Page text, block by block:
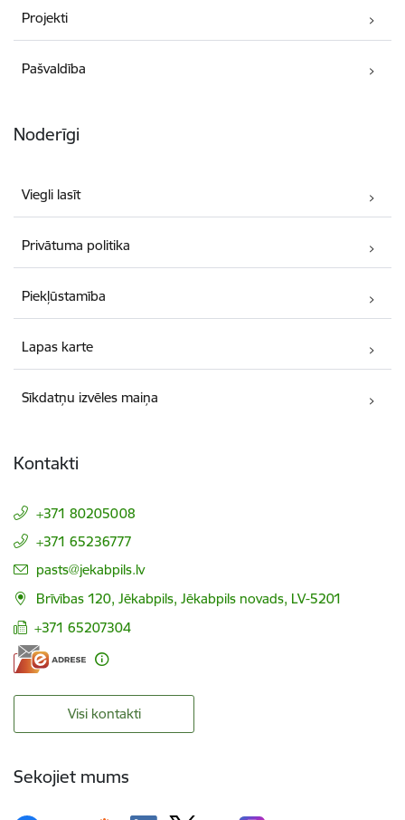
Projekti
Pašvaldība
Noderīgi
Viegli lasīt
Privātuma politika
Piekļūstamība
Lapas karte
Sīkdatņu izvēles maiņa
Kontakti
+371 80205008
+371 65236777
E-pasts:
pasts@jekabpils.lv
Brīvības 120, Jēkabpils, Jēkabpils novads, LV-5201
+371 65207304
Visi kontakti
Sekojiet mums